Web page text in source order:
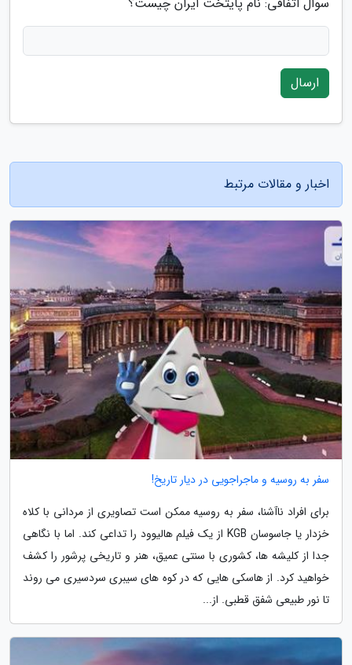
ارسال
اخبار و مقالات مرتبط
سفر به روسیه و ماجراجویی در دیار تاریخ!
برای افراد ناآشنا، سفر به روسیه ممکن است تصاویری از مردانی با کلاه
خزدار یا جاسوسان KGB از یک فیلم هالیوود را تداعی کند. اما با نگاهی
جدا از کلیشه ها، کشوری با سنتی عمیق، هنر و تاریخی پرشور را کشف
خواهید کرد. از هاسکی هایی که در کوه های سیبری سردسیری می روند
تا نور طبیعی شفق قطبی. از...